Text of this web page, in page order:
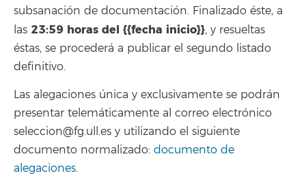
subsanación de documentación. Finalizado éste, a
las 23:59 horas del {{fecha inicio}}, y resueltas
éstas, se procederá a publicar el segundo listado
definitivo.
Las alegaciones única y exclusivamente se podrán
presentar telemáticamente al correo electrónico
seleccion@fg.ull.es y utilizando el siguiente
documento normalizado: documento de
alegaciones.